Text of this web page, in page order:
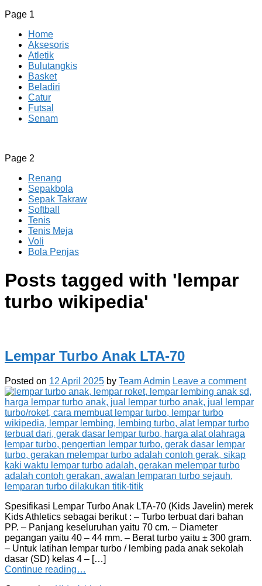
Page 1
Home
Aksesoris
Atletik
Bulutangkis
Basket
Beladiri
Catur
Futsal
Senam
CV JAYA BERSAMA Co Id
Menyediakan Semua Perlengkapan Olahraga Yang
Page 2
Renang
Sepakbola
Sepak Takraw
Softball
Tenis
Tenis Meja
Voli
Bola Penjas
Posts tagged with 'lempar
turbo wikipedia'
Lempar Turbo Anak LTA-70
Posted on 12 April 2025 by Team Admin Leave a comment
Spesifikasi Lempar Turbo Anak LTA-70 (Kids Javelin) merek
Kids Athletics sebagai berikut : – Turbo terbuat dari bahan
PP. – Panjang keseluruhan yaitu 70 cm. – Diameter
pegangan yaitu 40 – 44 mm. – Berat turbo yaitu ± 300 gram.
– Untuk latihan lempar turbo / lembing pada anak sekolah
dasar (SD) kelas 4 – […]
Continue reading…